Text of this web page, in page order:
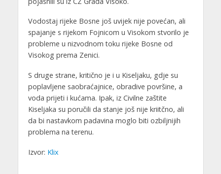
Vodostaj rijeke Bosne još uvijek nije povećan, ali
spajanje s rijekom Fojnicom u Visokom stvorilo je
probleme u nizvodnom toku rijeke Bosne od
Visokog prema Zenici.
S druge strane, kritično je i u Kiseljaku, gdje su
poplavljene saobraćajnice, obradive površine, a
voda prijeti i kućama. Ipak, iz Civilne zaštite
Kiseljaka su poručili da stanje još nije kriitčno, ali
da bi nastavkom padavina moglo biti ozbiljnijih
problema na terenu.
Izvor: Klix